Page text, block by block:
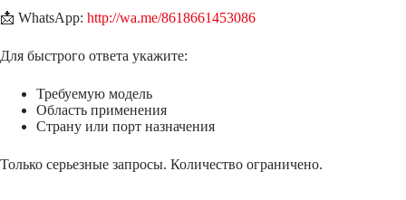
📩 WhatsApp: http://wa.me/8618661453086
Для быстрого ответа укажите:
Требуемую модель
Область применения
Страну или порт назначения
Только серьезные запросы. Количество ограничено.